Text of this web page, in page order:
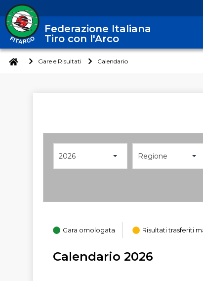
Federazione Italiana
Tiro con l'Arco
Gare e Risultati Calendario
2026 Regione
Gara omologata Risultati trasferiti
Calendario 2026